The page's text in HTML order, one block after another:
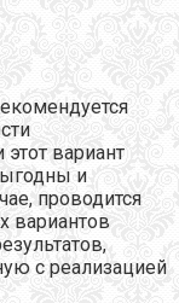
этот вариант
и
проводится
вариантов
с реализацией